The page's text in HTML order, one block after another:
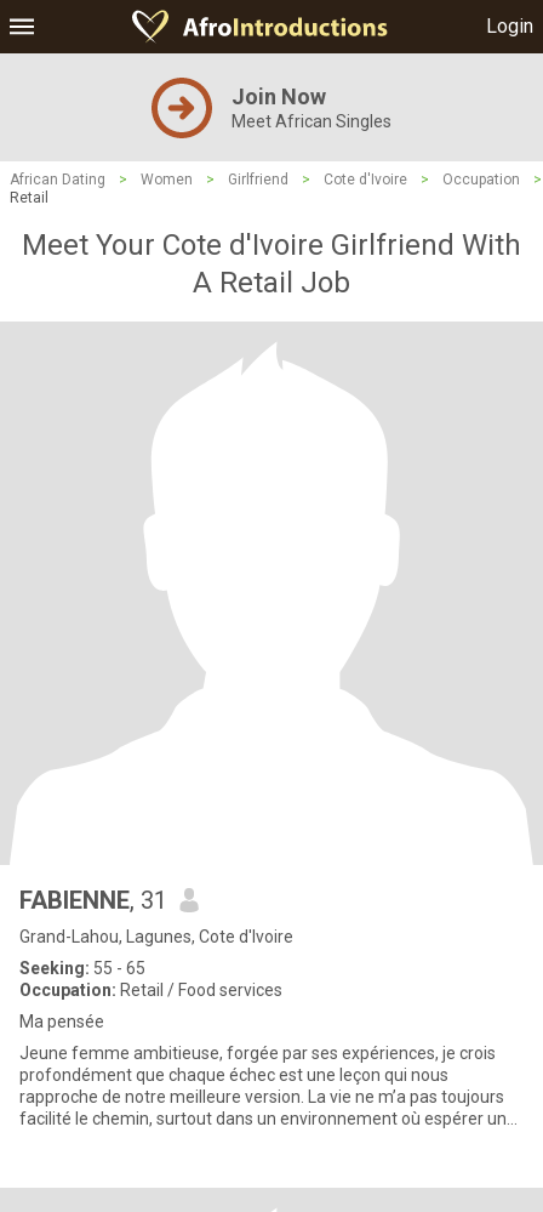
Login
Join Now
Meet African Singles
African Dating > Women > Girlfriend > Cote d'Ivoire > Occupation
>
Retail
Meet Your Cote d'Ivoire Girlfriend With
A Retail Job
FABIENNE, 31
Grand-Lahou, Lagunes, Cote d'Ivoire
Seeking: 55 - 65
Occupation: Retail / Food services
Ma pensée
Jeune femme ambitieuse, forgée par ses expériences, je crois
profondément que chaque échec est une leçon qui nous
rapproche de notre meilleure version. La vie ne m’a pas toujours
facilité le chemin, surtout dans un environnement où espérer un